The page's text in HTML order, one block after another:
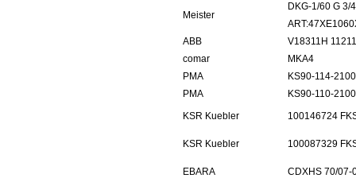
Meister
DKG-1/60 G 3/4
ABB
V18311H
comar
MKA4
PMA
KS90-114-
PMA
KS90-110-
KSR Kuebler
100146724
KSR Kuebler 100087329
EBARA CDXHS 70/07-